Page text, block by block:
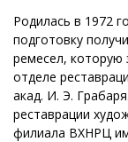
Родилась в 1972
подготовку
ремесел, которую
отделе
акад. И. Э.
реставрации
филиала ВХНРЦ